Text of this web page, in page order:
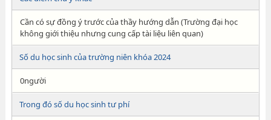
Cần có sự đồng ý trước của thầy hướng dẫn (Trường đại học
không giới thiệu nhưng cung cấp tài liệu liên quan)
Số du học sinh của trường niên khóa 2024
0người
Trong đó số du học sinh tư phí